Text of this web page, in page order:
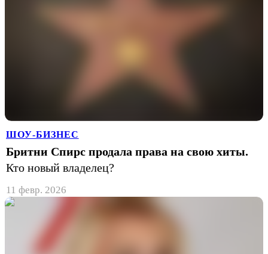
ШОУ-БИЗНЕС
Бритни Спирс продала права на свою хиты.
Кто новый владелец?
11 февр. 2026